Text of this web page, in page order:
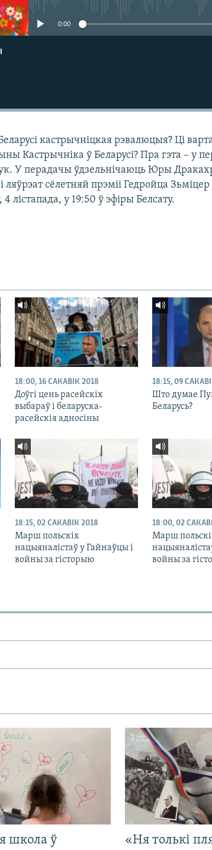
0:00
кастрычніцкая рэвалюцыя? Ці
Кастрычніка ў Беларусі? Пра гэта – у
У перадачы ўдзельнічаюць Юры
сёлетняй прэміі Гедройца Зьміцер
лістапада, у 19:50 ў эфіры Белсату.
18:00, 16 САКАВІК 2018
Доўгі цень расейскіх
выбараў і беларуска-
расейскія адносіны
18:15, 09
Што думае
Беларусь?
18:15, 02 САКАВІК 2018
Марш польскіх
нацыяналістаў у Гайнаўцы і
войны за гісторыю
18:00, 02
Марш
войны за
школа ў
«Ня толькі